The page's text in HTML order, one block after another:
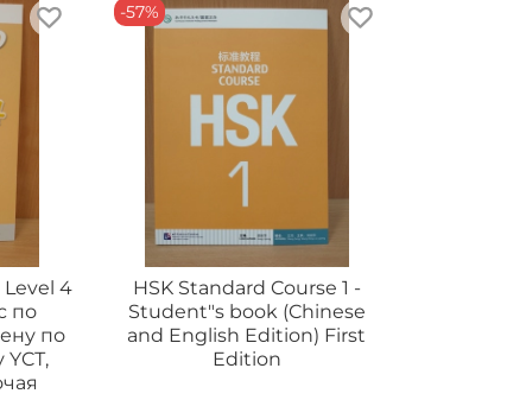
Level 4
по
по
-57%
HSK Standard Course 1 -
Student"s book (Chinese
and English Edition) First
Edition